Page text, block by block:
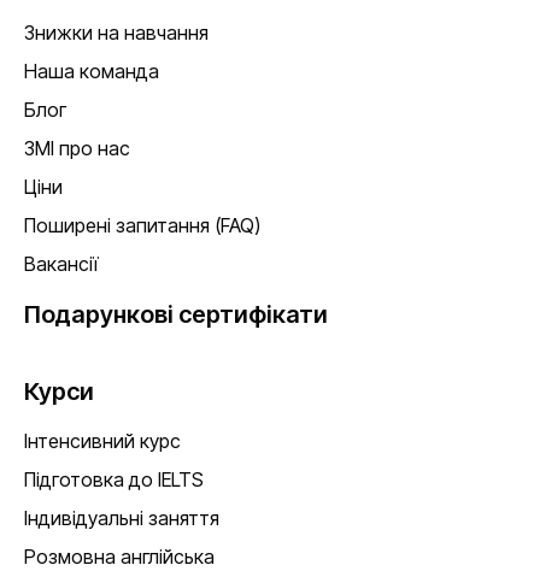
Знижки на навчання
Наша команда
Блог
ЗМІ про нас
Ціни
Поширені запитання (FAQ)
Вакансії
Подарункові сертифікати
Курси
Інтенсивний курс
Підготовка до IELTS
Індивідуальні заняття
Розмовна англійська